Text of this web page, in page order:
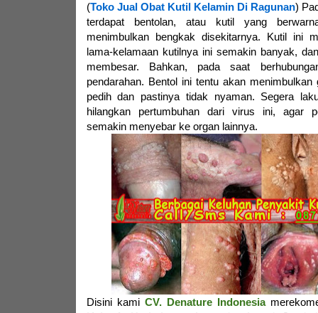
(Toko Jual Obat Kutil Kelamin Di Ragunan)
terdapat bentolan, atau kutil yang
menimbulkan bengkak disekitarnya. Kutil ini
lama-kelamaan kutilnya ini semakin banyak,
membesar. Bahkan, pada saat
pendarahan. Bentol ini tentu akan menimbulkan
pedih dan pastinya tidak nyaman. Segera
hilangkan pertumbuhan dari virus ini, agar
semakin menyebar ke organ lainnya.
Disini kami CV. Denature Indonesia